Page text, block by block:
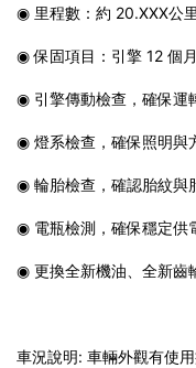
◉ 里程數：約 20.XXX公里
◉ 保固項目：引擎 12 個
◉ 引擎傳動檢查，確保運
◉ 燈系檢查，確保照明與
◉ 輪胎檢查，確認胎紋與
◉ 電瓶檢測，確保穩定供
◉ 更換全新機油、全新齒
車況說明: 車輛外觀有使